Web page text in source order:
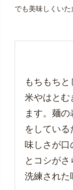
でも美味しくいた
もちもち
米やはとむ
ます。麺
をしてい
味しさが口
とコシが
洗練された